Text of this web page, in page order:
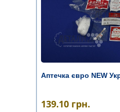
Аптечка євро NEW
139.10 грн.